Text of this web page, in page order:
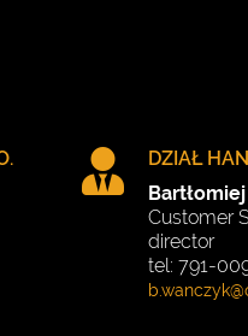
DZIAŁ
Customer
director
tel: 791-